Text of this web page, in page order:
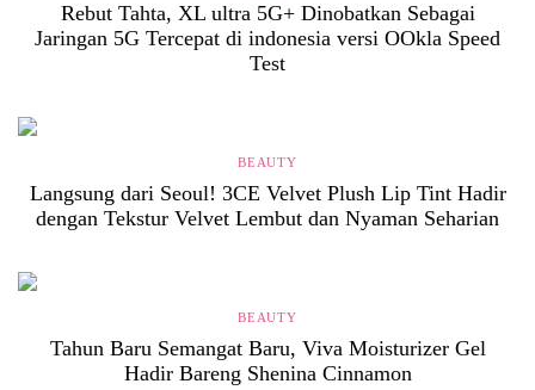
Rebut Tahta, XL ultra 5G+ Dinobatkan Sebagai
Jaringan 5G Tercepat di indonesia versi OOkla Speed
Test
BEAUTY
Langsung dari Seoul! 3CE Velvet Plush Lip Tint Hadir
dengan Tekstur Velvet Lembut dan Nyaman Seharian
BEAUTY
Tahun Baru Semangat Baru, Viva Moisturizer Gel
Hadir Bareng Shenina Cinnamon